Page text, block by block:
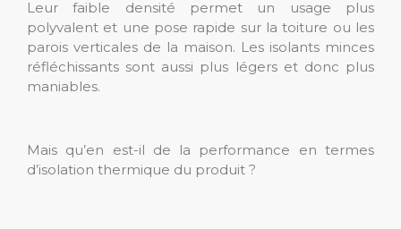
Leur faible densité permet un usage plus
polyvalent et une pose rapide sur la toiture ou les
parois verticales de la maison. Les isolants minces
réfléchissants sont aussi plus légers et donc plus
maniables.
Mais qu’en est-il de la performance en termes
d’isolation thermique du produit ?